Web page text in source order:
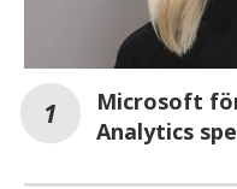
Microsoft
Analytics